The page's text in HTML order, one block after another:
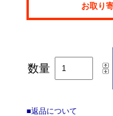
お取り
数量
■返品について